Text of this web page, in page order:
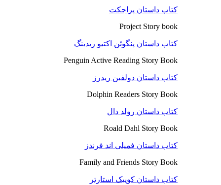
کتاب داستان پراجکت
Project Story book
کتاب داستان پنگوئن اکتیو ریدینگ
Penguin Active Reading Story Book
کتاب داستان دولفین ریدرز
Dolphin Readers Story Book
کتاب داستان رولد دال
Roald Dahl Story Book
کتاب داستان فمیلی اند فرندز
Family and Friends Story Book
کتاب داستان کوییک استارتر